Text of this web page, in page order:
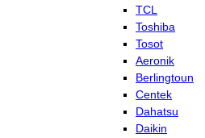
TCL
Toshiba
Tosot
Aeronik
Berlingtoun
Centek
Dahatsu
Daikin